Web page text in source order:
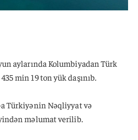
aylarında Kolumbiyadan Türk
min 19 ton yük daşınıb.
Türkiyənin Nəqliyyat və
məlumat verilib.